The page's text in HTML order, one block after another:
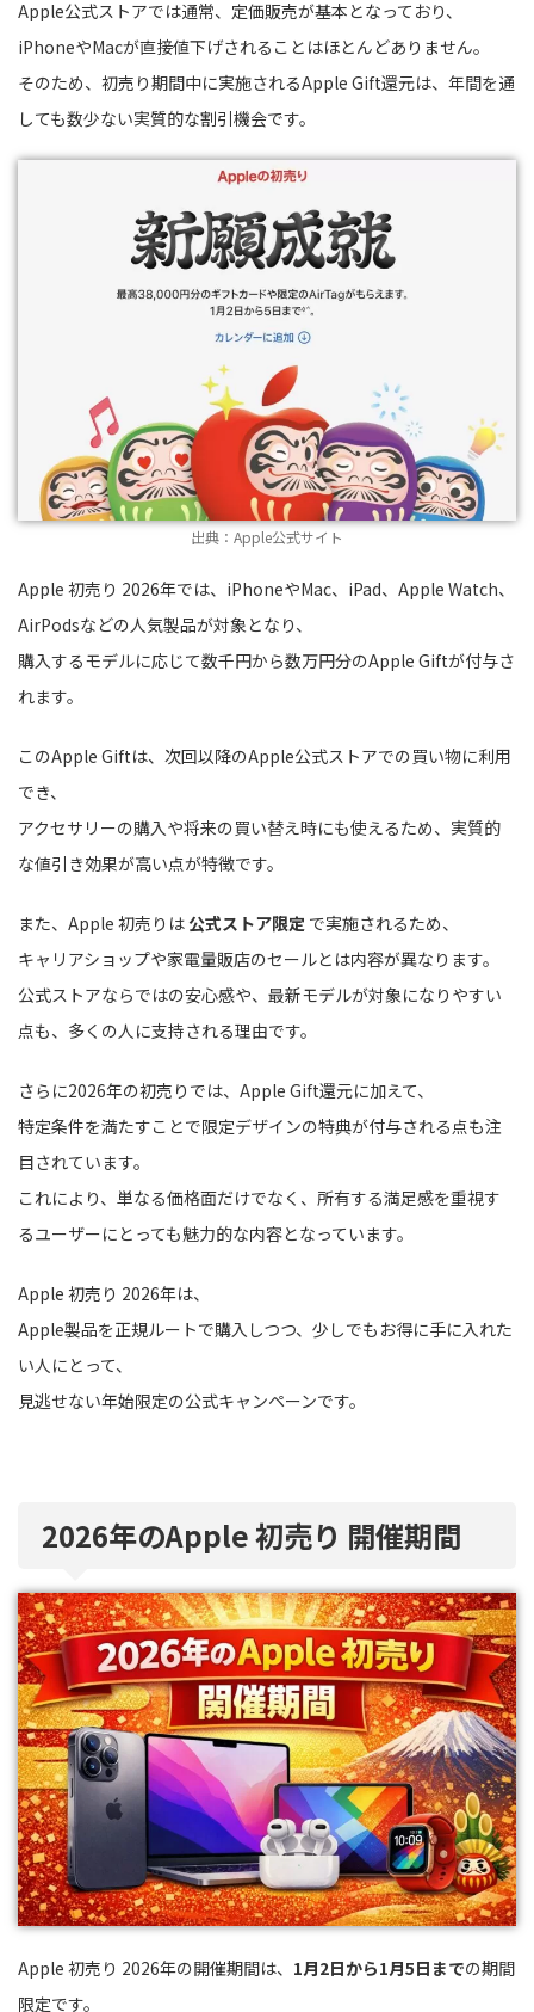
Apple公式ストアでは通常、定価販売が基本となっており、
iPhoneやMacが直接値下げされることはほとんどありません。
そのため、初売り期間中に実施されるApple Gift還元は、年間を通
しても数少ない実質的な割引機会です。
出典：Apple公式サイト
Apple 初売り 2026年では、iPhoneやMac、iPad、Apple Watch、
AirPodsなどの人気製品が対象となり、
購入するモデルに応じて数千円から数万円分のApple Giftが付与さ
れます。
このApple Giftは、次回以降のApple公式ストアでの買い物に利用
でき、
アクセサリーの購入や将来の買い替え時にも使えるため、実質的
な値引き効果が高い点が特徴です。
また、Apple 初売りは公式ストア限定 で実施されるため、
キャリアショップや家電量販店のセールとは内容が異なります。
公式ストアならではの安心感や、最新モデルが対象になりやすい
点も、多くの人に支持される理由です。
さらに2026年の初売りでは、Apple Gift還元に加えて、
特定条件を満たすことで限定デザインの特典が付与される点も注
目されています。
これにより、単なる価格面だけでなく、所有する満足感を重視す
るユーザーにとっても魅力的な内容となっています。
Apple 初売り 2026年は、
Apple製品を正規ルートで購入しつつ、少しでもお得に手に入れた
い人にとって、
見逃せない年始限定の公式キャンペーンです。
2026年のApple 初売り 開催期間
Apple 初売り 2026年の開催期間は、 1月2日から1月5日までの期間
限定です。